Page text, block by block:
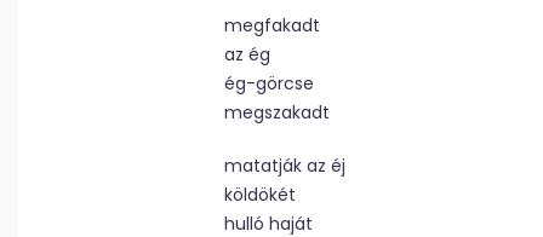
megfakadt
az ég
ég-görcse
megszakadt
matatják az éj
köldökét
hulló haját